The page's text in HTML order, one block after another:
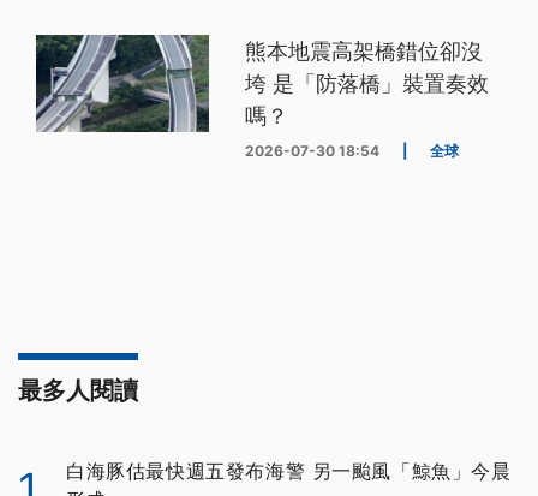
熊本地震高架橋錯位卻沒
垮 是「防落橋」裝置奏效
嗎？
2026-07-30 18:54 全球
最多人閱讀
白海豚估最快週五發布海警 另一颱風「鯨魚」今晨